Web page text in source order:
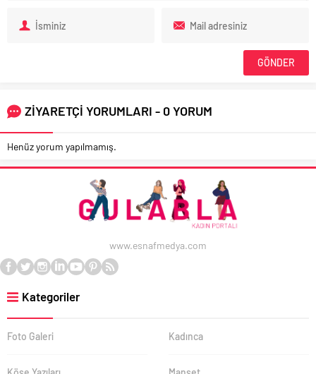
ZİYARETÇİ YORUMLARI - 0 YORUM
Henüz yorum yapılmamış.
www.esnafmedya.com
Kategoriler
Foto Galeri Kadınca